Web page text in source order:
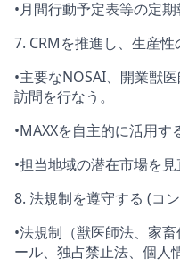
•月間行動予定表等の定
7. CRMを推進し、生産
•主要なNOSAI、開業獣
訪問を行なう。
•MAXXを自主的に活用す
•担当地域の潜在市場を見
8. 法規制を遵守する (コ
•法規制（獣医師法、家
ール、独占禁止法、個人